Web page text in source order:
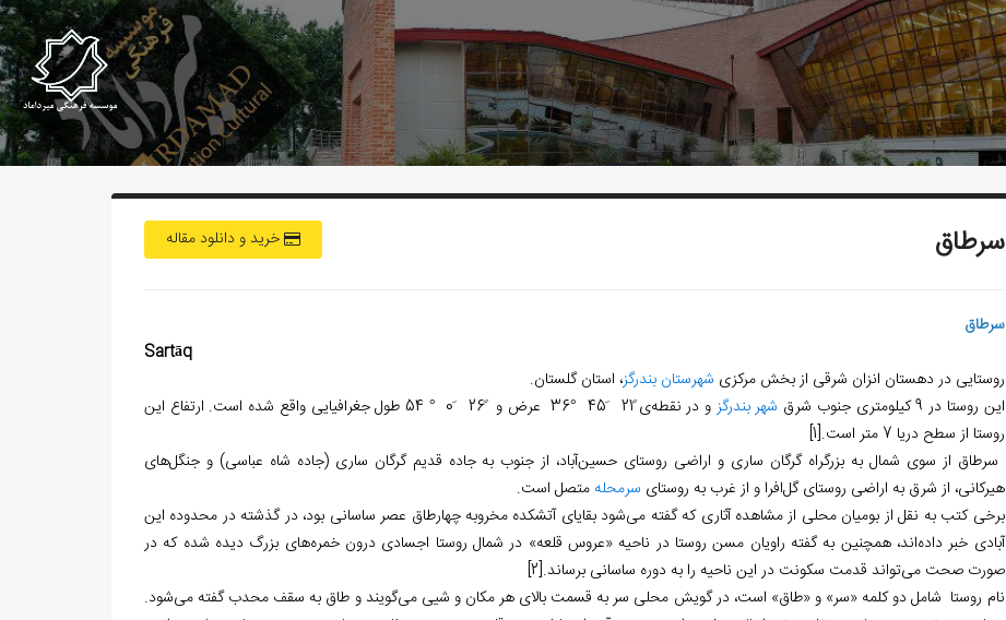
خرید و دانلود مقاله سرطاق
سرطاق
Sartāq
روستایی در دهستان انزان شرقی از بخش مرکزی شهرستان بندرگز، استان گلستان.
این روستا در 9 کیلومتری جنوب شرق
شهر بندرگز
و در نقطه‌ی ً21 َ45 °36 عرض و ً26 َ0 ° 54 طول جغرافیایی واقع شده‌ است. ارتفاع این
روستا از سطح دریا 7 متر است.
[1]
‏ سرطاق از سوی شمال به بزرگراه گرگان ساری و اراضی روستای حسین‏‌آباد، از جنوب به جاده قدیم گرگان ساری (جاده شاه عباسی) و جنگل‏‌های
هیرکانی، از شرق به اراضی روستای گل‏‌افرا و از غرب به روستای سرمحلهمتصل است.
برخی کتب به نقل از بومیان محلی از مشاهده آثاری که گفته می‌‏شود بقایای آتشکده مخروبه چهارطاق عصر ساسانی بود، در گذشته در محدوده این
آبادی خبر داده‌‏اند، همچنین به گفته راویان مسن روستا در ناحیه «عروس قلعه» در شمال روستا اجسادی درون خمره‏‌های بزرگ دیده شده که در
صورت صحت می‌‏تواند قدمت سکونت در این ناحیه را به دوره ساسانی برساند.[2]
نام روستا شامل دو کلمه «سر» و «طاق» است، در گویش محلی سر به قسمت بالای هر مکان و شیی می‏‌گویند و طاق به سقف محدب گفته می‌‏شود.